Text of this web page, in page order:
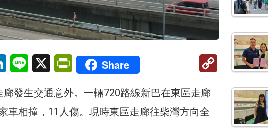
LinkedInLine X PrintFriendly
Share
Copy
發生交通意外。一輛720路線新巴在東區走廊
車相撞，11人傷。現時東區走廊往柴灣方向全